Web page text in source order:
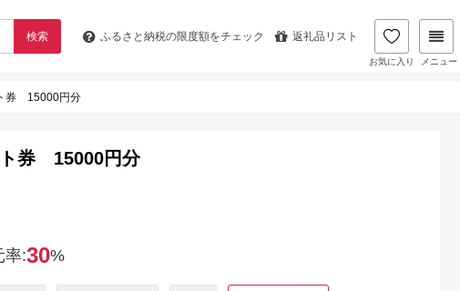
検索 ふるさと納税の限度額をチェック 返礼品リスト
お気に入り メニュー
券 15000円分
ト券 15000円分
率:30%